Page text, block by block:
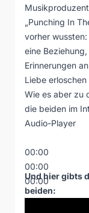
„Punching In
vorher
eine
Erinnerungen
Liebe
Wie es aber zu
die beiden im
Audio-Player
00:00
00:00
00:00
Und hier gibts
beiden: